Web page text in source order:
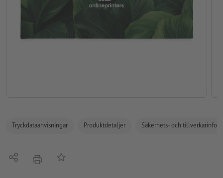
Tryckdataanvisningar Produktdetaljer Säkerhets- och
Dela erbjudandePå anteckningslistan